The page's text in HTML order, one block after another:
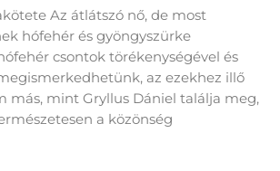
Az átlátszó nő, de most
hófehér és gyöngyszürke
csontok törékenységével és
az ezekhez illő
más, mint Gryllus Dániel találja meg,
a közönség